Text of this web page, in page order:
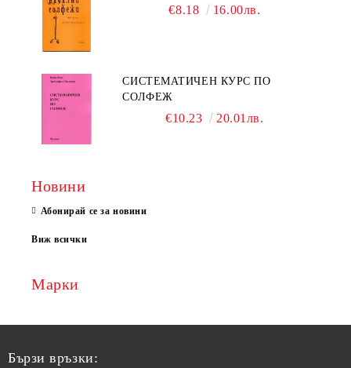
€8.18 16.00лв.
СИСТЕМАТИЧЕН КУРС ПО
СОЛФЕЖ
€10.23 20.01лв.
Новини
Абонирай се за новини
Виж всички
Марки
Бързи връзки: